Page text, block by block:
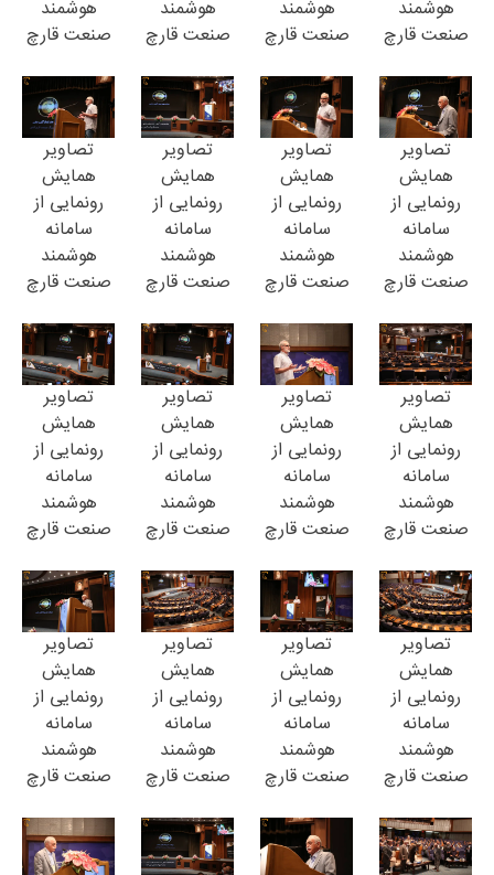
هوشمند
صنعت قارچ
هوشمند
صنعت قارچ
هوشمند
صنعت قارچ
هوشمند
صنعت قارچ
تصاویر
همایش
رونمایی از
سامانه
هوشمند
صنعت قارچ
تصاویر
همایش
رونمایی از
سامانه
هوشمند
صنعت قارچ
تصاویر
همایش
رونمایی از
سامانه
هوشمند
صنعت قارچ
تصاویر
همایش
رونمایی از
سامانه
هوشمند
صنعت قارچ
تصاویر
همایش
رونمایی از
سامانه
هوشمند
صنعت قارچ
تصاویر
همایش
رونمایی از
سامانه
هوشمند
صنعت قارچ
تصاویر
همایش
رونمایی از
سامانه
هوشمند
صنعت قارچ
تصاویر
همایش
رونمایی از
سامانه
هوشمند
صنعت قارچ
تصاویر
همایش
رونمایی از
سامانه
هوشمند
صنعت قارچ
تصاویر
همایش
رونمایی از
سامانه
هوشمند
صنعت قارچ
تصاویر
همایش
رونمایی از
سامانه
هوشمند
صنعت قارچ
تصاویر
همایش
رونمایی از
سامانه
هوشمند
صنعت قارچ